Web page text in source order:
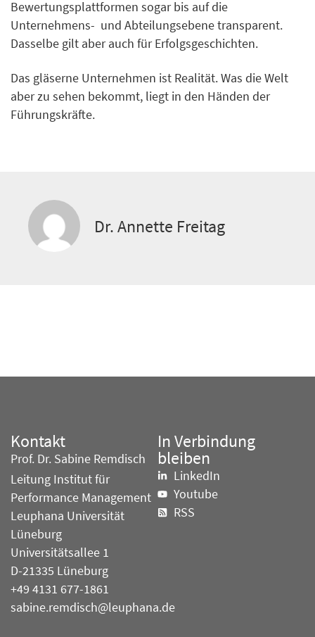
Bewertungsplattformen sogar bis auf die
Unternehmens- und Abteilungsebene transparent.
Dasselbe gilt aber auch für Erfolgsgeschichten.
Das gläserne Unternehmen ist Realität. Was die Welt
aber zu sehen bekommt, liegt in den Händen der
Führungskräfte.
Dr. Annette Freitag
Kontakt
Prof. Dr. Sabine Remdisch
Leitung Institut für
Performance Management
Leuphana Universität
Lüneburg
Universitätsallee 1
D-21335 Lüneburg
+49 4131 677-1861
sabine.remdisch@leuphana.de
In Verbindung
bleiben
LinkedIn
Youtube
RSS